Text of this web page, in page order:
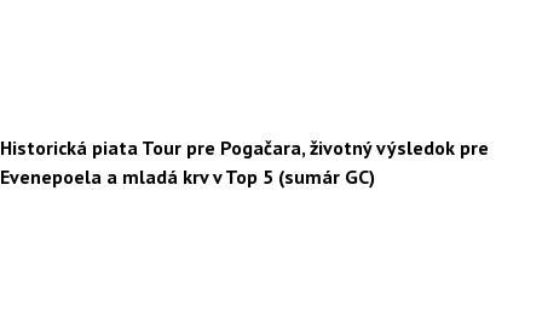
Historická piata Tour pre Pogačara, životný výsledok pre
Evenepoela a mladá krv v Top 5 (sumár GC)